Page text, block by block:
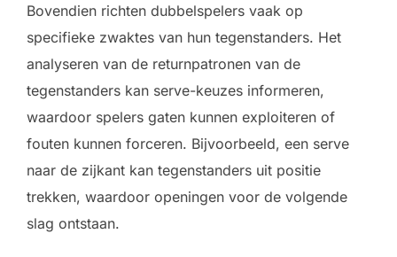
Bovendien richten dubbelspelers vaak op
specifieke zwaktes van hun tegenstanders. Het
analyseren van de returnpatronen van de
tegenstanders kan serve-keuzes informeren,
waardoor spelers gaten kunnen exploiteren of
fouten kunnen forceren. Bijvoorbeeld, een serve
naar de zijkant kan tegenstanders uit positie
trekken, waardoor openingen voor de volgende
slag ontstaan.